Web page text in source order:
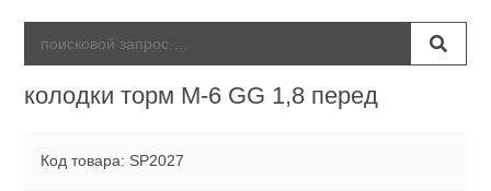
колодки торм М-6 GG 1,8 перед
Код товара: SP2027